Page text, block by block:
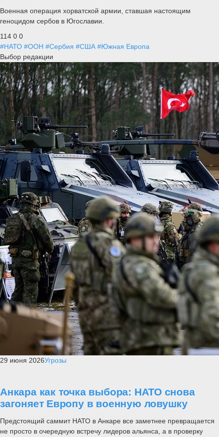
Военная операция хорватской армии, ставшая настоящим
геноцидом сербов в Югославии.
114 0 0
#НАТО #ООН #Сербия #США #Южная Европа
Выбор редакции
29 июня 2026Угрозы
Анкара как точка выбора: НАТО снова
загоняет Европу в военную ловушку
Предстоящий саммит НАТО в Анкаре все заметнее превращается
не просто в очередную встречу лидеров альянса, а в проверку